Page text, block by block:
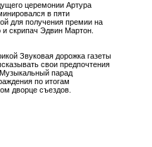
церемонии Артура
в пяти
для получения премии на
скрипач Эдвин Мартон.
Звуковая дорожка газеты
свои предпочтения
парад
по итогам
дворце съездов.